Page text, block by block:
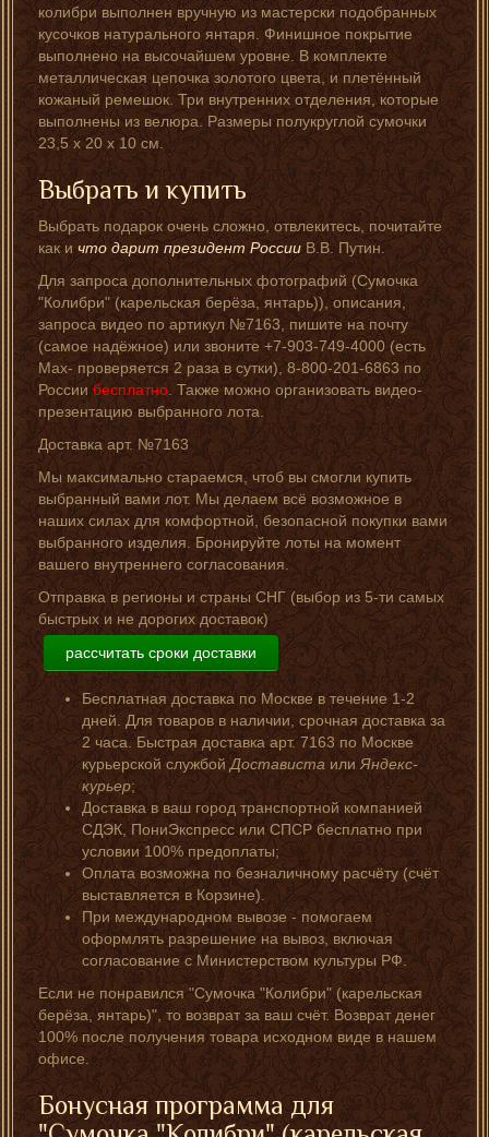
колибри выполнен вручную из мастерски подобранных
кусочков натурального янтаря. Финишное покрытие
выполнено на высочайшем уровне. В комплекте
металлическая цепочка золотого цвета, и плетённый
кожаный ремешок. Три внутренних отделения, которые
выполнены из велюра. Размеры полукруглой сумочки
23,5 х 20 х 10 см.
Выбрать и купить
Выбрать подарок очень сложно, отвлекитесь, почитайте
как ичто дарит президент России В.В. Путин.
Для запроса дополнительных фотографий (Сумочка
"Колибри" (карельская берёза, янтарь)), описания,
запроса видео по артикул №7163, пишите на почту
(самое надёжное) или звоните +7-903-749-4000 (есть
Мах- проверяется 2 раза в сутки), 8-800-201-6863 по
Россиибесплатно . Также можно организовать видео-
презентацию выбранного лота.
Доставка арт. №7163
Мы максимально стараемся, чтоб вы смогли купить
выбранный вами лот. Мы делаем всё возможное в
наших силах для комфортной, безопасной покупки вами
выбранного изделия. Бронируйте лоты на момент
вашего внутреннего согласования.
Отправка в регионы и страны СНГ (выбор из 5-ти самых
быстрых и не дорогих доставок)
рассчитать сроки доставки
Бесплатная доставка по Москве в течение 1-2
дней. Для товаров в наличии, срочная доставка за
2 часа. Быстрая доставка арт. 7163 по Москве
курьерской службойДоставистаилиЯндекс-
курьер;
Доставка в ваш город транспортной компанией
СДЭК, ПониЭкспресс или СПСР бесплатно при
условии 100% предоплаты;
Оплата возможна по безналичному расчёту (счёт
выставляется в Корзине).
При международном вывозе - помогаем
оформлять разрешение на вывоз, включая
согласование с Министерством культуры РФ.
Если не понравился "Сумочка "Колибри" (карельская
берёза, янтарь)", то возврат за ваш счёт. Возврат денег
100% после получения товара исходном виде в нашем
офисе.
Бонусная программа для